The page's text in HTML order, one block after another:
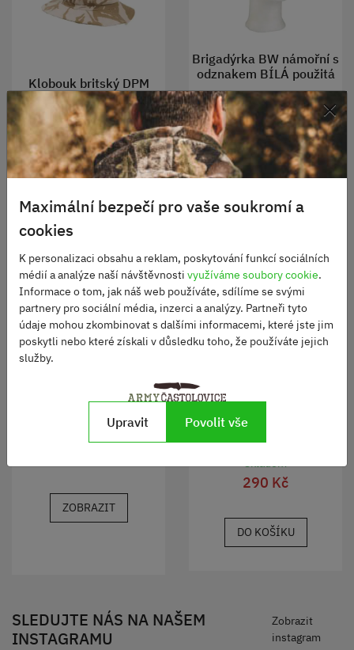
Klobouk britský DPM
DESERT
Skladem
180 Kč
Brigadýrka BW námořní s
odznakem BÍLÁ použitá
Skladem
795 Kč
ZOBRAZIT
Klobouk BOONIE NYCO
rip-stop MULTICAM®
Skladem
ZOBRAZIT
Čepice BOB pletená
TITANIUM ŠEDÁ
Skladem
290 Kč
DO KOŠÍKU
SLEDUJTE NÁS NA NAŠEM
INSTAGRAMU
Zobrazit
instagram
×
Maximální bezpečí pro vaše soukromí a
cookies
K personalizaci obsahu a reklam, poskytování funkcí sociálních
médií a analýze naší návštěvnosti využíváme soubory cookie.
Informace o tom, jak náš web používáte, sdílíme se svými
partnery pro sociální média, inzerci a analýzy. Partneři tyto
údaje mohou zkombinovat s dalšími informacemi, které jste jim
poskytli nebo které získali v důsledku toho, že používáte jejich
služby.
Upravit Povolit vše